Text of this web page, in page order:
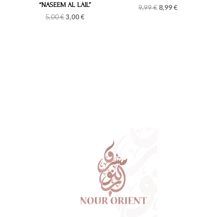
“NASEEM AL LAIL”
5,00€Le
3,00€
9,99€ Le
8,99€Le